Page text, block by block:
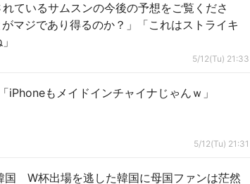
ているサムスンの今後の予想をご覧くださ
マジであり得るのか？」「これはストライキ
5/12(Tu) 21:33
もメイドインチャイナじゃんｗ」
5/12(Tu) 21:31
国 W杯出場を逃した韓国に母国ファンは茫然